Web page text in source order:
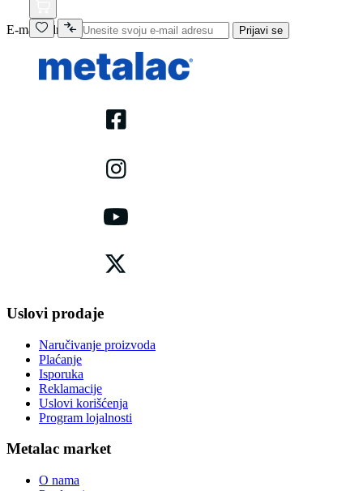
E-mail adresa Prijavi se
Uslovi prodaje
Naručivanje proizvoda
Plaćanje
Isporuka
Reklamacije
Uslovi korišćenja
Program lojalnosti
Metalac market
O nama